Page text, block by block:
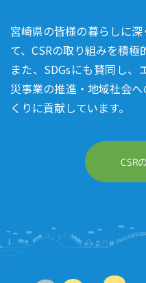
宮崎県の皆様の暮らしに
て、CSRの取り組みを積極
また、SDGsにも賛同し
災事業の推進・地域社会
くりに貢献しています。
CSR